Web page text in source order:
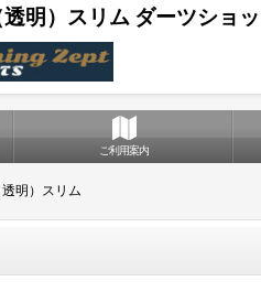
透明）スリム ダーツシ
ご利用案内
明）スリム